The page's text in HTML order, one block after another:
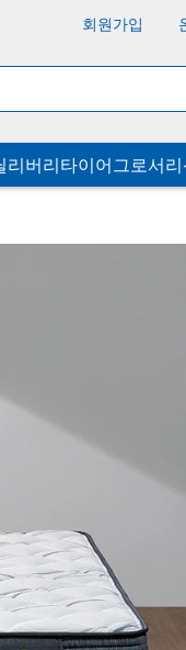
회원가입
리버리타이어그로서리